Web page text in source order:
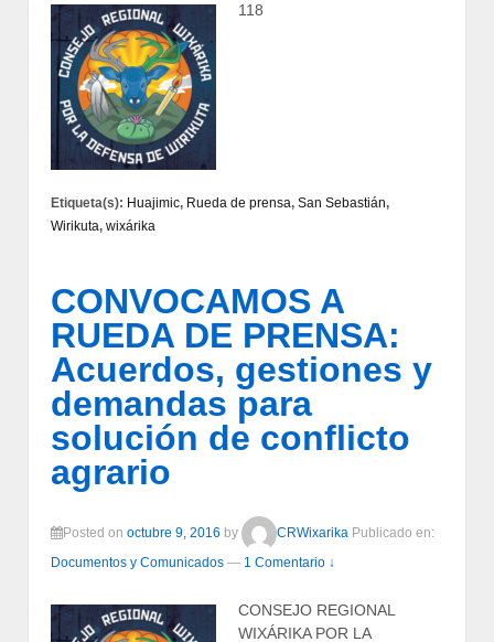
118
Etiqueta(s): Huajimic, Rueda de prensa, San Sebastián,
Wirikuta, wixárika
CONVOCAMOS A
RUEDA DE PRENSA:
Acuerdos, gestiones y
demandas para
solución de conflicto
agrario
Posted on octubre 9, 2016 by CRWixarika Publicado en:
Documentos y Comunicados — 1 Comentario ↓
CONSEJO REGIONAL
WIXÁRIKA POR LA